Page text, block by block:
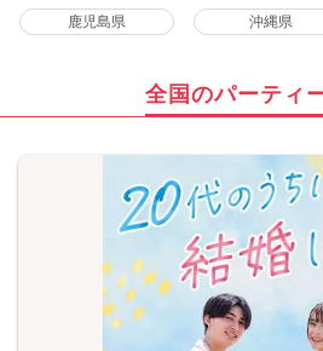
鹿児島県 沖縄県
全国のパーティ